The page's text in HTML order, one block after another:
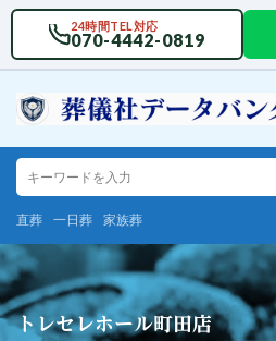
24時間TEL対応
070-4442-0819
直葬 一日葬 家族葬
トレセレホール町田店